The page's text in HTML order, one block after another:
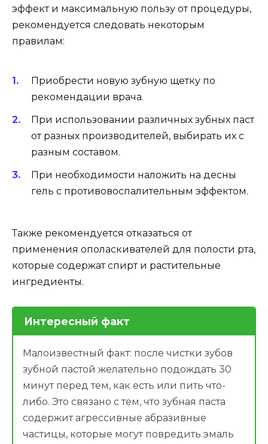
эффект и максимальную пользу от процедуры,
рекомендуется следовать некоторым
правилам:
Приобрести новую зубную щетку по
рекомендации врача.
При использовании различных зубных паст
от разных производителей, выбирать их с
разным составом.
При необходимости наложить на десны
гель с противовоспалительным эффектом.
Также рекомендуется отказаться от
применения ополаскивателей для полости рта,
которые содержат спирт и растительные
ингредиенты.
Интересный факт
Малоизвестный факт: после чистки зубов
зубной пастой желательно подождать 30
минут перед тем, как есть или пить что-
либо. Это связано с тем, что зубная паста
содержит агрессивные абразивные
частицы, которые могут повредить эмаль